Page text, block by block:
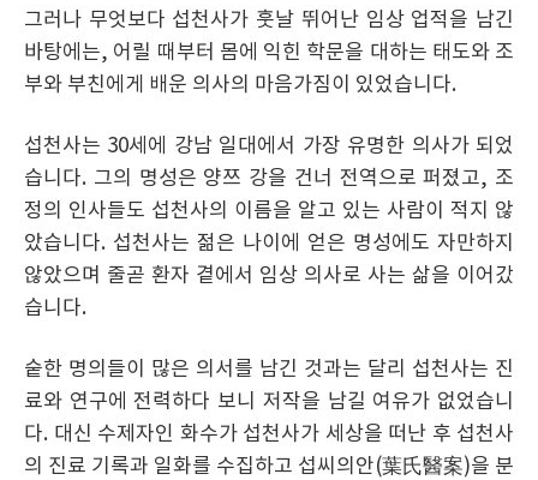
그러나 무엇보다 섭천사가 훗날 뛰어난 임상 업적을 남긴
바탕에는, 어릴 때부터 몸에 익힌 학문을 대하는 태도와 조
부와 부친에게 배운 의사의 마음가짐이 있었습니다.
섭천사는 30세에 강남 일대에서 가장 유명한 의사가 되었
습니다. 그의 명성은 양쯔 강을 건너 전역으로 퍼졌고, 조
정의 인사들도 섭천사의 이름을 알고 있는 사람이 적지 않
았습니다. 섭천사는 젊은 나이에 얻은 명성에도 자만하지
않았으며 줄곧 환자 곁에서 임상 의사로 사는 삶을 이어갔
습니다.
숱한 명의들이 많은 의서를 남긴 것과는 달리 섭천사는 진
료와 연구에 전력하다 보니 저작을 남길 여유가 없었습니
다. 대신 수제자인 화수가 섭천사가 세상을 떠난 후 섭천사
의 진료 기록과 일화를 수집하고 섭씨의안(葉氏醫案)을 분